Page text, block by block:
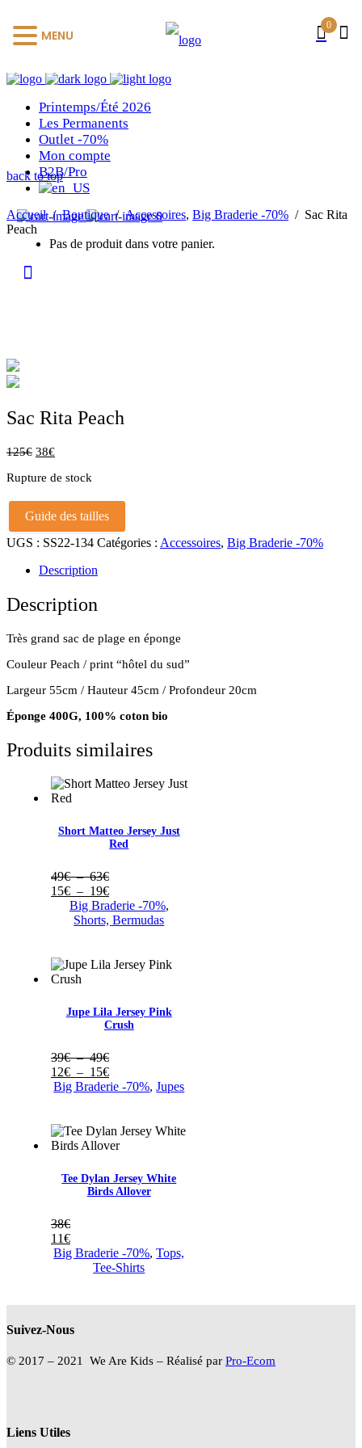
Printemps/Été 2026
Les Permanents
Outlet -70%
Mon compte
B2B/Pro
0
Pas de produit dans votre panier.
back to top
Accueil/Boutique/Accessoires, Big Braderie -70% / Sac Rita
Peach
Sac Rita Peach
125€ 38€
Rupture de stock
Guide des tailles
UGS : SS22-134 Catégories : Accessoires, Big Braderie -70%
Description
Description
Très grand sac de plage en éponge
Couleur Peach / print “hôtel du sud”
Largeur 55cm / Hauteur 45cm / Profondeur 20cm
Éponge 400G, 100% coton bio
Produits similaires
Short Matteo Jersey Just
Red
49€ – 63€Plage
de
prix :
49€
15€ – 19€Plage
de
prix :
19€
Big Braderie -70%,
Shorts, Bermudas
Jupe Lila Jersey Pink
Crush
39€ – 49€Plage
de
prix :
49€
12€ – 15€Plage
de
à
15€
Big Braderie -70%,Jupes
Tee Dylan Jersey White
Birds Allover
38€
11€
Big Braderie -70%,Tops,
Tee-Shirts
Liens Utiles
Suivez-Nous
© 2017 – 2021 We Are Kids – Réalisé par Pro-Ecom
0
MENU